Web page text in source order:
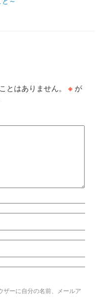
とはありません。 ※ が
ザーに自分の名前、メールア